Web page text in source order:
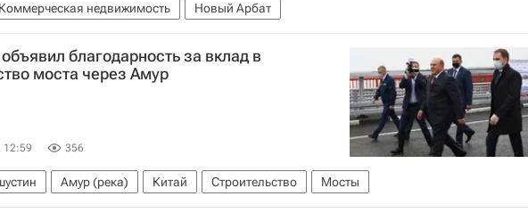
Коммерческая недвижимость Новый Арбат
благодарность за вклад в
моста через Амур
12:59 356
Амур (река) Китай Строительство Мосты